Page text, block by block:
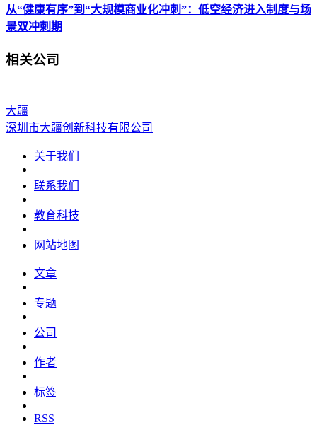
从“健康有序”到“大规模商业化冲刺”：低空经济进入制度与场
景双冲刺期
相关公司
大疆
深圳市大疆创新科技有限公司
关于我们
|
联系我们
|
教育科技
|
网站地图
文章
|
专题
|
公司
|
作者
|
标签
|
RSS